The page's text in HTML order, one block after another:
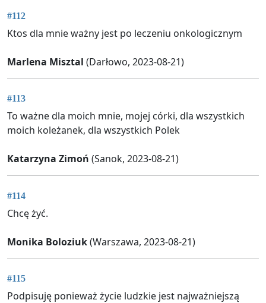
#112
Ktos dla mnie ważny jest po leczeniu onkologicznym
Marlena Misztal (Darłowo, 2023-08-21)
#113
To ważne dla moich mnie, mojej córki, dla wszystkich
moich koleżanek, dla wszystkich Polek
Katarzyna Zimoń (Sanok, 2023-08-21)
#114
Chcę żyć.
Monika Boloziuk(Warszawa, 2023-08-21)
#115
Podpisuję ponieważ życie ludzkie jest najważniejszą